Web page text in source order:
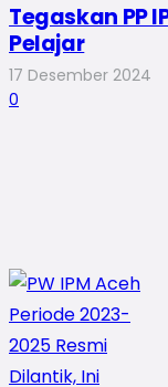
Tegaskan PP
Pelajar
17 Desember 2024
0